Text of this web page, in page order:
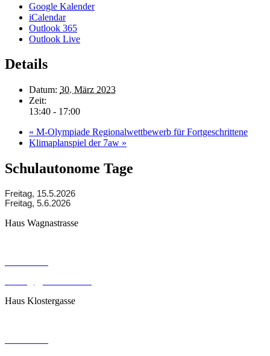
Google Kalender
iCalendar
Outlook 365
Outlook Live
Details
Datum: 30. März 2023
Zeit:
13:40 - 17:00
« M-Olympiade Regionalwettbewerb für Fortgeschrittene
Klimaplanspiel der 7aw »
Schulautonome Tage
Freitag, 15.5.2026
Freitag, 5.6.2026
Haus Wagnastrasse
Haus Klostergasse